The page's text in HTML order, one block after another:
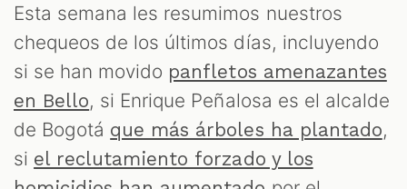
Esta semana les resumimos nuestros
chequeos de los últimos días, incluyendo
si se han movido panfletos amenazantes
en Bello, si Enrique Peñalosa es el alcalde
de Bogotá que más árboles ha plantado,
si el reclutamiento forzado y los